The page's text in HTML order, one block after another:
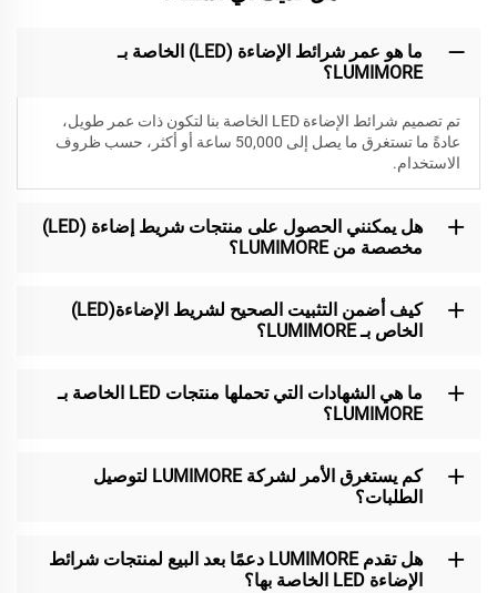
ما هو عمر شرائط الإضاءة (LED) الخاصة بـ
LUMIMORE؟
تم تصميم شرائط الإضاءة LED الخاصة بنا لتكون
ذات عمر طويل،
عادةً ما تستغرق ما يصل إلى 50,000 ساعة أو أكثر، حسب ظروف
الاستخدام.
هل يمكنني الحصول على منتجات شريط إضاءة (LED)
مخصصة من LUMIMORE؟
كيف أضمن التثبيت الصحيح لشريط الإضاءة(LED)
الخاص بـ LUMIMORE؟
ما هي الشهادات التي تحملها منتجات LED الخاصة بـ
LUMIMORE؟
كم يستغرق الأمر لشركة LUMIMORE لتوصيل
الطلبات؟
هل تقدم LUMIMORE دعمًا بعد البيع لمنتجات شرائط
الإضاءة LED الخاصة بها؟